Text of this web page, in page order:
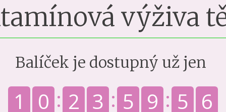
výživa
Balíček je dostupný už jen
1 0 2 3 5 9 5 5